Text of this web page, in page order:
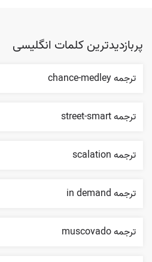
پربازدیدترین کلمات انگلیسی
ترجمه chance-medley
ترجمه street-smart
ترجمه scalation
ترجمه in demand
ترجمه muscovado